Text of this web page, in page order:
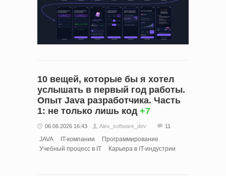
10 вещей, которые бы я хотел
услышать в первый год работы.
Опыт Java разработчика. Часть
1: не только лишь код +7
06.06.2026 16:43 Alex_software_dev 11
JAVA IT-компании
Программирование
Учебный процесс в IT
Карьера в IT-индустрии